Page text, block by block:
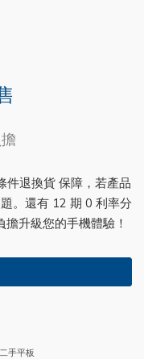
件退換貨 保障，若產品
。還有 12 期 0 利率分
升級您的手機體驗！